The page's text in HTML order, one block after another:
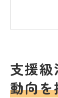
子ども
支
支援
動向